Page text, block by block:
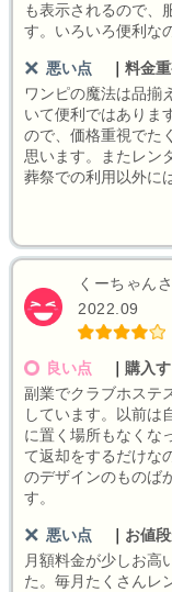
も表示されるので、
す。いろいろ便利な
悪い点
料金
ワンピの魔法は品揃
いて便利ではありま
ので、価格重視でた
思います。またレン
葬祭での利用以外に
くーちゃん
2022.09
良い点
購入
副業でクラブホステ
しています。以前は
に置く場所もなくな
て返却をするだけな
のデザインのものば
す。
悪い点
お値
月額料金が少しお高
た。毎月たくさんレ